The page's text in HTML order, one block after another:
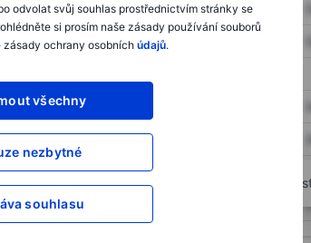
odvolat svůj souhlas prostřednictvím stránky se
si prosím naše zásady používání souborů
zásady ochrany osobníchúdajů.
všechny
nezbytné
souhlasu
XXXXXXX XXXXXXX
XXXXXXX XXXXXXX
XXXXXXX
XXXXXXX
XXXXXXX
XXXXXXX
si účeta získejte přístup k pokročilým